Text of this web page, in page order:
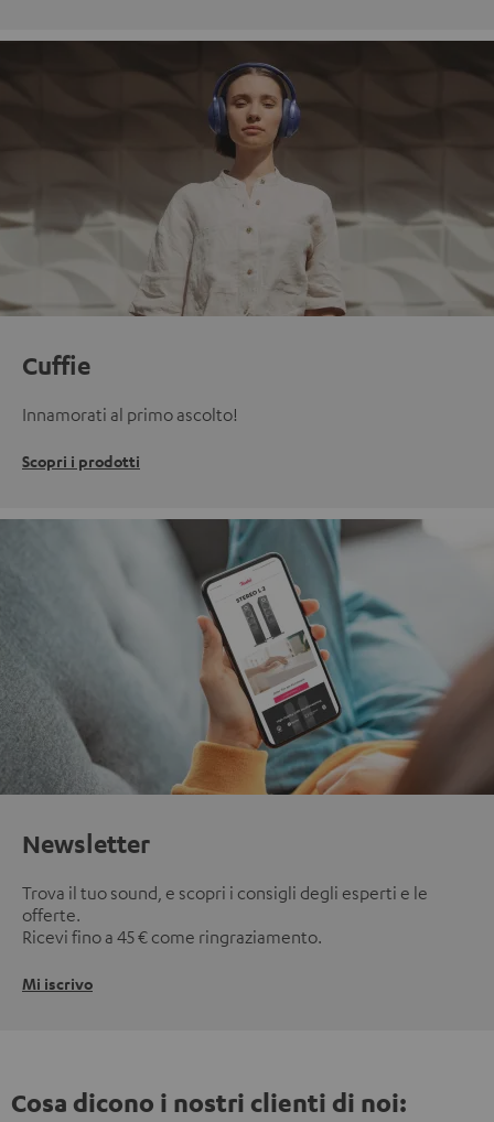
Cuffie
Innamorati al primo ascolto!
Scopri i prodotti
Newsletter
Trova il tuo sound, e scopri i consigli degli esperti e le
offerte.
Ricevi fino a 45 € come ringraziamento.
Mi iscrivo
Cosa dicono i nostri clienti di noi: